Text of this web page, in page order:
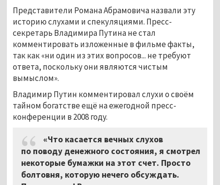
Представители Романа Абрамовича назвали эту
историю слухами и спекуляциями. Пресс-
секретарь Владимира Путина не стал
комментировать изложенные в фильме факты,
так как «ни один из этих вопросов... не требуют
ответа, поскольку они являются чистым
вымыслом».
Владимир Путин комментировал слухи о своём
тайном богатстве ещё на ежегодной пресс-
конференции в 2008 году.
«Что касается вечных слухов
по поводу денежного состояния, я смотрел
некоторые бумажки на этот счет. Просто
болтовня, которую нечего обсуждать.